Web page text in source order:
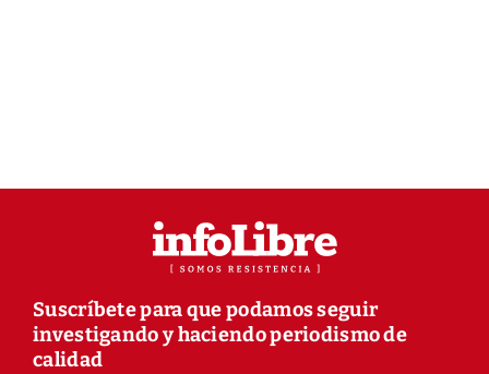
Suscríbete para que podamos seguir
investigando y haciendo periodismo de
calidad